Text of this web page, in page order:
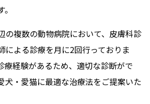
の複数の動物病院において、皮膚科診
による診療を月に2回行っておりま
療経験があるため、適切な診断がで
犬・愛猫に最適な治療法をご提案いた